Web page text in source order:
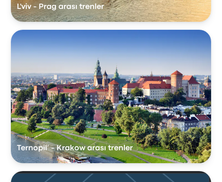
L'viv - Prag arası trenler
Ternopil’ - Krakow arası trenler